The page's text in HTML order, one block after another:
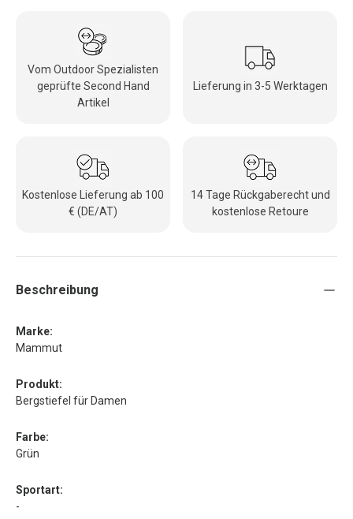
Vom Outdoor Spezialisten
geprüfte Second Hand
Artikel
Lieferung in 3-5 Werktagen
Kostenlose Lieferung ab 100
€ (DE/AT)
14 Tage Rückgaberecht und
kostenlose Retoure
Beschreibung
Marke:
Mammut
Produkt:
Bergstiefel für Damen
Farbe:
Grün
Sportart:
-